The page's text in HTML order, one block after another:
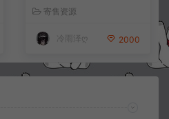
服务端+前后端全套源码+CD
K授权后台+安卓苹果双端
+详细搭建教程+视频教程
寄售资源
冷雨泽ღ 2000